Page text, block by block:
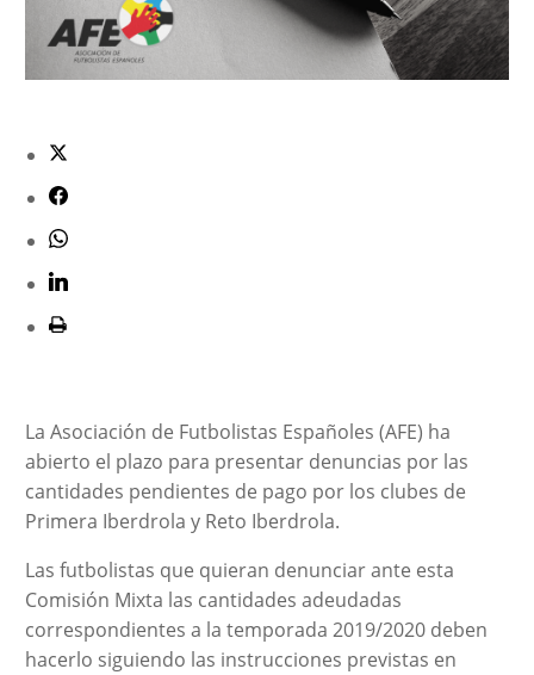
La Asociación de Futbolistas Españoles (AFE) ha
abierto el plazo para presentar denuncias por las
cantidades pendientes de pago por los clubes de
Primera Iberdrola y Reto Iberdrola.
Las futbolistas que quieran denunciar ante esta
Comisión Mixta las cantidades adeudadas
correspondientes a la temporada 2019/2020 deben
hacerlo siguiendo las instrucciones previstas en